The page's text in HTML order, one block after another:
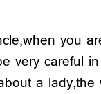
you
very careful
a lady,the